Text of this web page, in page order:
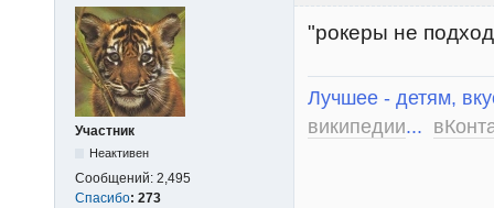
Участник
Неактивен
Сообщений: 2,495
Спасибо: 273
"рокеры не
Лучшее - детям,
википедии...